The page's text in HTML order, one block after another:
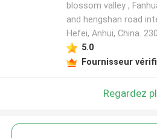
blossom valley ,
and hengshan road
Hefei, Anhui, China.
5.0
Fournisseur
Regardez